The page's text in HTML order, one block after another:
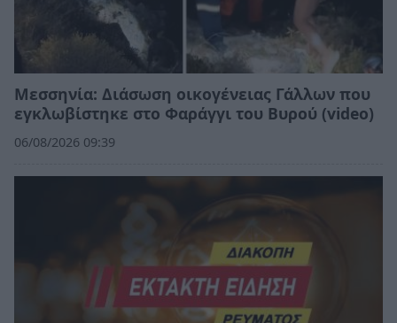
Μεσσηνία: Διάσωση οικογένειας Γάλλων που
εγκλωβίστηκε στο Φαράγγι του Βυρού (video)
06/08/2026 09:39